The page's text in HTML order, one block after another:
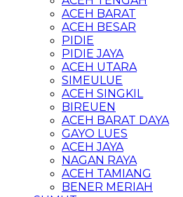
ACEH BARAT
ACEH BESAR
PIDIE
PIDIE JAYA
ACEH UTARA
SIMEULUE
ACEH SINGKIL
BIREUEN
ACEH BARAT DAYA
GAYO LUES
ACEH JAYA
NAGAN RAYA
ACEH TAMIANG
BENER MERIAH